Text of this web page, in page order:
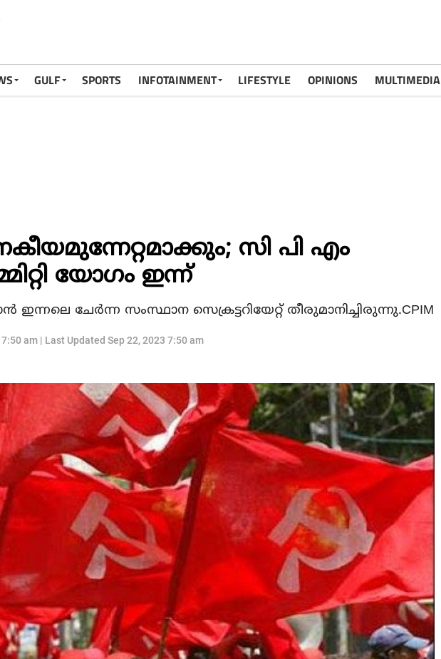
GULF SPORTS INFOTAINMENT LIFESTYLE OPINIONS MULTIMEDIA
സി പി എം
യോഗം ഇന്ന്
ഇന്നലെ ചേര്‍ന്ന സംസ്ഥാന സെക്രട്ടറിയേറ്റ് തീരുമാനിച്ചിരുന്നു.CPIM
am | Last Updated Sep 22, 2023 7:50 am